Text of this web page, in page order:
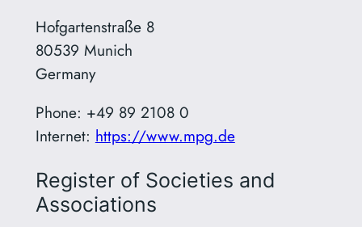
Hofgartenstraße 8
80539 Munich
Germany
Phone: +49 89 2108 0
Internet: https://www.mpg.de
Register of Societies and
Associations